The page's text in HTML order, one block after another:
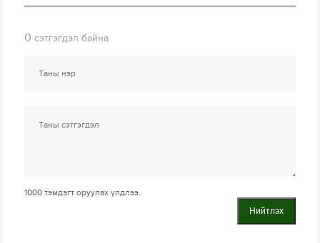
0 сэтгэгдэл байна
1000 тэмдэгт оруулах үлдлээ.
Нийтлэх